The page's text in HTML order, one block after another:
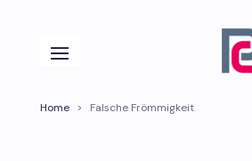
Home > Falsche Frömmigkeit